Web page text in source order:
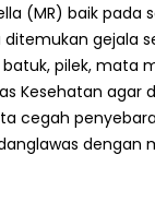
(MR) baik pada
gejala
pilek, mata
Kesehatan
cegah
dengan